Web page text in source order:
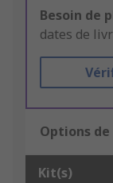
Besoin de
dates de
Options
Kit(s)